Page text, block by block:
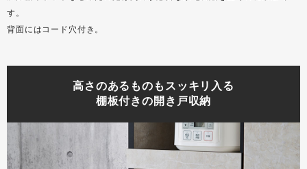
す。
背面にはコード穴付き。
高さのあるものもスッキリ入る
棚板付きの開き戸収納